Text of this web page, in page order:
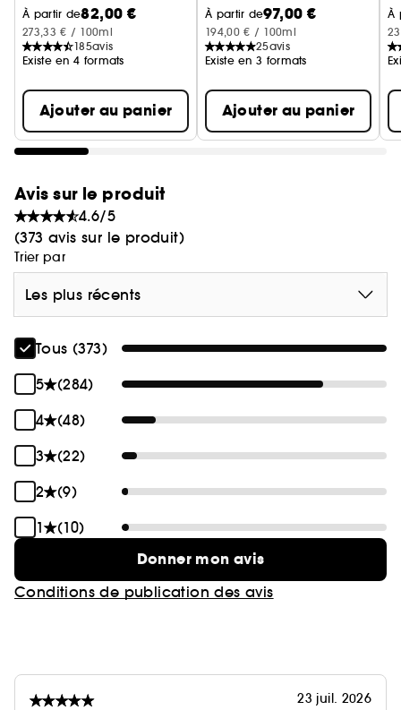
LE DÉTAIL HERMÈS
Véritable bijou, le flacon Barénia révèle en son
cœur un ultime clou façonné dans la masse du
L'ÉTHIQUE
Les flacons 100 ml, 60 ml et 30 ml sont
vendue séparément. Un geste responsable,
indissociable d'un objet créé pour durer.
À partir de82,00 €
273,33 € / 100ml
185avis
Existe en 4 formats
Ajouter au panier
Eau de Toilette
À partir de97,00 €
194,00 € / 100ml
25avis
Existe en 3 formats
Ajouter au panier
À
Avis sur le produit
4.6/5
(373 avis sur le produit)
Trier par
Les plus récents
Tous (373)
5
(284)
4
(48)
3
(22)
2
(9)
1
(10)
Donner mon avis
Conditions de publication des avis
23 juil. 2026